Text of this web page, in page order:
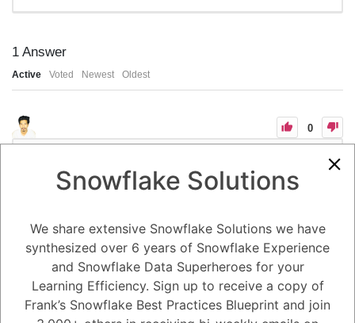
1 Answer
Active Voted Newest Oldest
0
Snowflake Cortex ofrece una serie de experiencias LLM nativas que
Generación de texto: Puede utilizar la generación de texto para crear
nuevos datos de texto, como artículos, anuncios o incluso historias.
Traducción de idiomas: Puede utilizar la traducción de idiomas para
traducir texto de un idioma a otro.
Resúmenes de texto: Puede utilizar los resúmenes de texto para crear
resúmenes de documentos largos, como informes o libros.
Respuestas a preguntas: Puede utilizar las respuestas a preguntas
para obtener respuestas a sus preguntas sobre datos de texto.
Snowflake Solutions
We share extensive Snowflake Solutions we have
synthesized over 6 years of Snowflake Experience
and Snowflake Data Superheroes for your
Learning Efficiency. Sign up to receive a copy of
Frank’s Snowflake Best Practices Blueprint and join